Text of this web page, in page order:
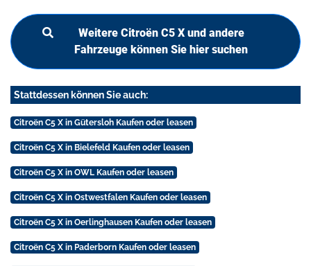
Weitere Citroën C5 X und andere
Fahrzeuge können Sie hier suchen
Stattdessen können Sie auch:
Citroën C5 X in Gütersloh Kaufen oder leasen
Citroën C5 X in Bielefeld Kaufen oder leasen
Citroën C5 X in OWL Kaufen oder leasen
Citroën C5 X in Ostwestfalen Kaufen oder leasen
Citroën C5 X in Oerlinghausen Kaufen oder leasen
Citroën C5 X in Paderborn Kaufen oder leasen